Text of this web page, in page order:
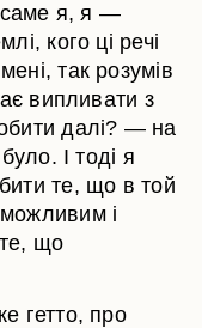
саме я, я —
кого ці речі
так розумів
випливати з
далі? — на
І тоді я
те, що в той
і
що
гетто, про